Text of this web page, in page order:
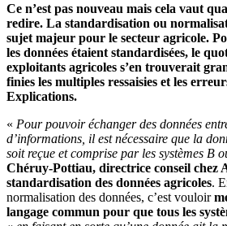
Ce n’est pas nouveau mais cela vaut
redire. La standardisation ou
sujet majeur pour le secteur agricole.
les données étaient standardisées, le
exploitants agricoles s’en trouverait
finies les multiples ressaisies et les
Explications.
« Pour pouvoir échanger des données
d’informations, il est nécessaire que la
soit reçue et comprise par les systèmes B
Chéruy-Pottiau, directrice conseil chez
standardisation des données agricoles.
normalisation des données, c’est vouloir
langage commun pour que tous les